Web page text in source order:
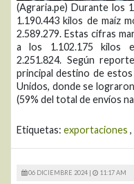
(Agraria.pe) Durante los
1.190.443 kilos de maíz
2.589.279. Estas cifras
a los 1.102.175 kilos
2.251.824. Según
principal destino de
Unidos, donde se
(59% del total de envíos
Etiquetas: exportaciones ,
06 DICIEMBRE 2024 | 11:17 AM